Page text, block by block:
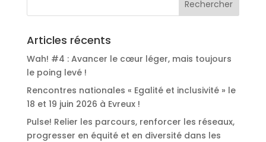
Articles récents
Wah! #4 : Avancer le cœur léger, mais toujours
le poing levé !
Rencontres nationales « Egalité et inclusivité » le
18 et 19 juin 2026 à Evreux !
Pulse! Relier les parcours, renforcer les réseaux,
progresser en équité et en diversité dans les